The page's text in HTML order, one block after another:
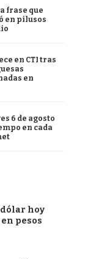
frase que
en pilusos
en CTI tras
en
6 de agosto
en cada
hoy
pesos